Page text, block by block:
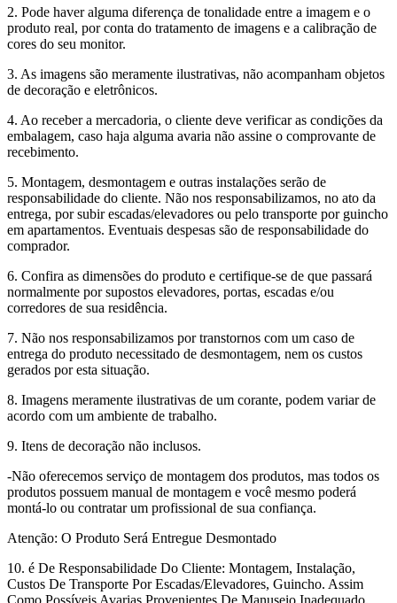
2. Pode haver alguma diferença de tonalidade entre a imagem e o
produto real, por conta do tratamento de imagens e a calibração de
cores do seu monitor.
3. As imagens são meramente ilustrativas, não acompanham objetos
de decoração e eletrônicos.
4. Ao receber a mercadoria, o cliente deve verificar as condições da
embalagem, caso haja alguma avaria não assine o comprovante de
recebimento.
5. Montagem, desmontagem e outras instalações serão de
responsabilidade do cliente. Não nos responsabilizamos, no ato da
entrega, por subir escadas/elevadores ou pelo transporte por guincho
em apartamentos. Eventuais despesas são de responsabilidade do
comprador.
6. Confira as dimensões do produto e certifique-se de que passará
normalmente por supostos elevadores, portas, escadas e/ou
corredores de sua residência.
7. Não nos responsabilizamos por transtornos com um caso de
entrega do produto necessitado de desmontagem, nem os custos
gerados por esta situação.
8. Imagens meramente ilustrativas de um corante, podem variar de
acordo com um ambiente de trabalho.
9. Itens de decoração não inclusos.
-Não oferecemos serviço de montagem dos produtos, mas todos os
produtos possuem manual de montagem e você mesmo poderá
montá-lo ou contratar um profissional de sua confiança.
Atenção: O Produto Será Entregue Desmontado
10. é De Responsabilidade Do Cliente: Montagem, Instalação,
Custos De Transporte Por Escadas/Elevadores, Guincho. Assim